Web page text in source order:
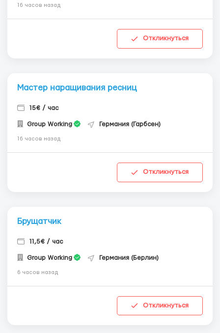
16 часов назад
Откликнуться
Мастер наращивания ресниц
15€ / час
Group Working Германия (Гарбсен)
16 часов назад
Откликнуться
Брущатчик
11,5€ / час
Group Working Германия (Берлин)
6 часов назад
Откликнуться